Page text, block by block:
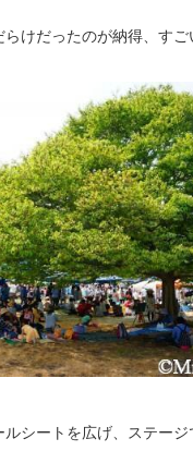
けだったのが納得、すご
シートを広げ、ステー